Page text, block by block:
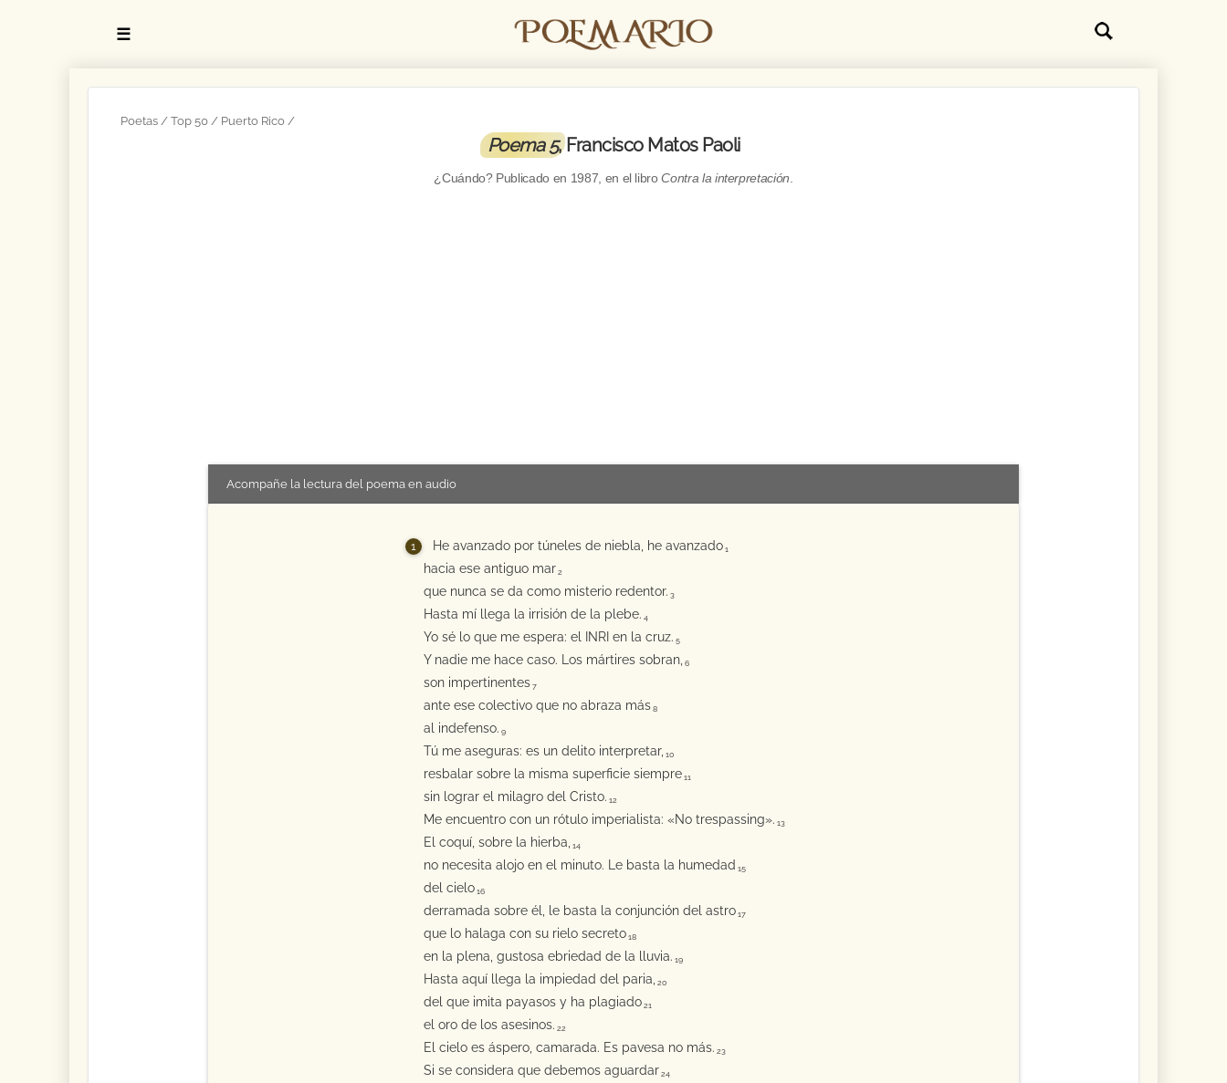
☰
Poetas Top 50 Puerto Rico
Poema 5, Francisco Matos Paoli
¿Cuándo? Publicado en 1987 , en el libroContra la interpretación
Acompañe la lectura del poema en audio
He avanzado por túneles de niebla, he avanzado 1
hacia ese antiguo mar 2
que nunca se da como misterio redentor. 3
Hasta mí llega la irrisión de la plebe. 4
Yo sé lo que me espera: el INRI en la cruz. 5
Y nadie me hace caso. Los mártires sobran, 6
son impertinentes 7
ante ese colectivo que no abraza más 8
al indefenso. 9
Tú me aseguras: es un delito interpretar, 10
resbalar sobre la misma superficie siempre 11
sin lograr el milagro del Cristo. 12
Me encuentro con un rótulo imperialista: «No trespassing». 13
El coquí, sobre la hierba, 14
no necesita alojo en el minuto. Le basta la humedad 15
del cielo 16
derramada sobre él, le basta la conjunción del astro 17
que lo halaga con su rielo secreto 18
en la plena, gustosa ebriedad de la lluvia. 19
Hasta aquí llega la impiedad del paria, 20
del que imita payasos y ha plagiado 21
el oro de los asesinos. 22
El cielo es áspero, camarada. Es pavesa no más. 23
Si se considera que debemos aguardar 24